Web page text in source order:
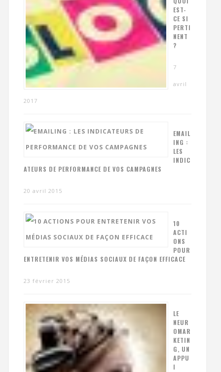
EST-
CE SI
PERTI
NENT
?
7
avril
2017
EMAIL
ING :
LES
INDIC
ATEURS DE PERFORMANCE DE VOS CAMPAGNES
20 avril 2015
10
ACTI
ONS
POUR
ENTRETENIR VOS MÉDIAS SOCIAUX DE FAÇON EFFICACE
23 février 2015
LE
NEUR
OMAR
KETIN
G, UN
APPU
I